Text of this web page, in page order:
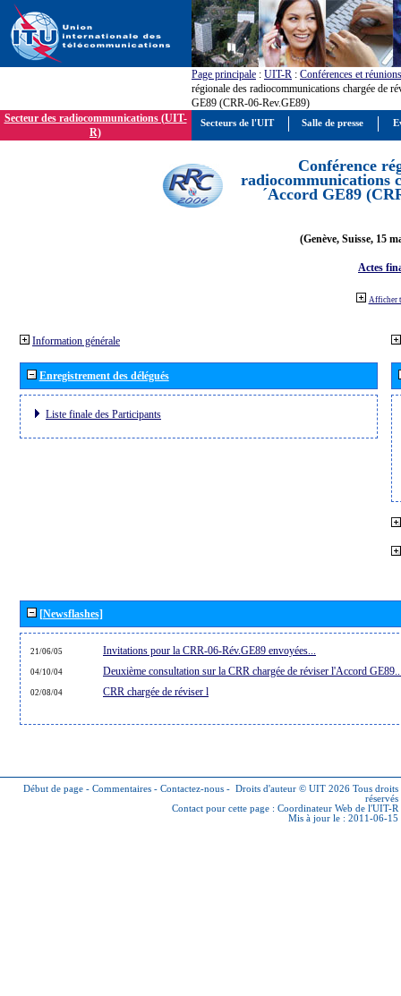
Page principale : UIT-R : Conférences et réunions
régionale des radiocommunications chargée de
GE89 (CRR-06-Rev.GE89)
Secteur des radiocommunications (UIT-
R)
Conférence
radiocommunications
´Accord GE89
(Genève, Suisse, 15
Actes
Afficher
Information générale
Enregistrement des délégués
Liste finale des Participants
[Newsflashes]
21/06/05 Invitations pour la CRR-06-Rév.GE89 envoyées...
04/10/04 Deuxième consultation sur la CRR chargée de réviser l'Accord
02/08/04 CRR chargée de réviser l
Début de page - Commentaires - Contactez-nous - Droits d'auteur © UIT 2026 Tous droits
réservés
Contact pour cette page : Coordinateur Web de l'UIT-R
Mis à jour le : 2011-06-15
Secteurs de l'UIT Salle de presse